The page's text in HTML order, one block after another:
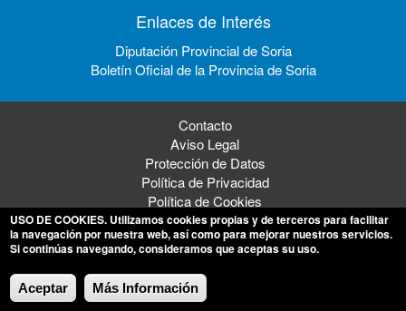
Enlaces de Interés
Diputación Provincial de Soria
Boletín Oficial de la Provincia de Soria
Contacto
Aviso Legal
Protección de Datos
Política de Privacidad
Política de Cookies
© 2026 Mancomunidad de los 150 Pueblos de la Tierra de Soria
USO DE COOKIES. Utilizamos cookies propias y de terceros para facilitar
la navegación por nuestra web, así como para mejorar nuestros servicios.
Si continúas navegando, consideramos que aceptas su uso.
Aceptar Más Información